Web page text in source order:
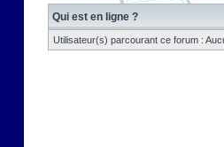
Qui est en ligne ?
Utilisateur(s) parcourant ce forum :